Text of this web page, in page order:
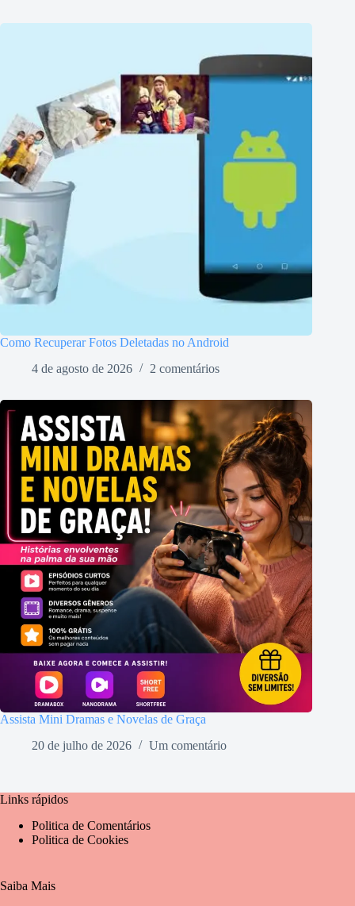
Como Recuperar Fotos Deletadas no Android
4 de agosto de 2026
2 comentários
Assista Mini Dramas e Novelas de Graça
20 de julho de 2026
Um comentário
Links rápidos
Politica de Comentários
Politica de Cookies
Saiba Mais